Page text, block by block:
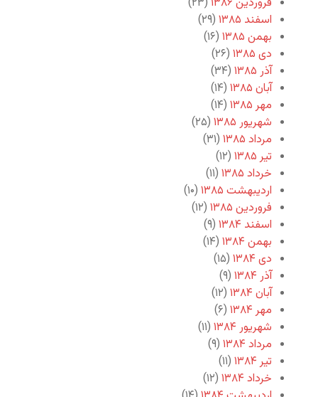
اسفند ۱۳۸۵
(۲۹)
بهمن ۱۳۸۵
(۱۶)
دی ۱۳۸۵
(۲۶)
آذر ۱۳۸۵
(۳۴)
آبان ۱۳۸۵
(۱۴)
مهر ۱۳۸۵
(۱۴)
شهریور ۱۳۸۵
(۲۵)
مرداد ۱۳۸۵
(۳۱)
تیر ۱۳۸۵
(۱۲)
خرداد ۱۳۸۵
(۱۱)
اردیبهشت ۱۳۸۵
(۱۰)
فروردین ۱۳۸۵
(۱۲)
اسفند ۱۳۸۴
(۹)
بهمن ۱۳۸۴
(۱۴)
دی ۱۳۸۴
(۱۵)
آذر ۱۳۸۴
(۹)
آبان ۱۳۸۴
(۱۲)
مهر ۱۳۸۴
(۶)
شهریور ۱۳۸۴
(۱۱)
مرداد ۱۳۸۴
(۹)
تیر ۱۳۸۴
(۱۱)
خرداد ۱۳۸۴
(۱۲)